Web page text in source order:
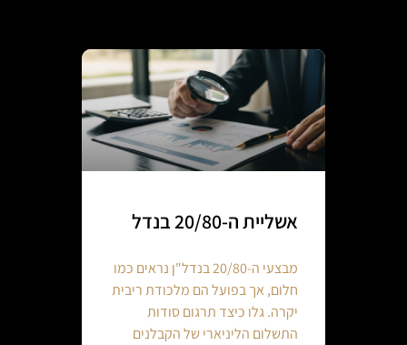
אשליית ה-20/80 בנדל
מבצעי ה-20/80 בנדל"ן נראים כמו
חלום, אך בפועל הם מלכודת ריבית
יקרה. גלו כיצד תרגום סודות
התשלום הליניארי של הקבלנים